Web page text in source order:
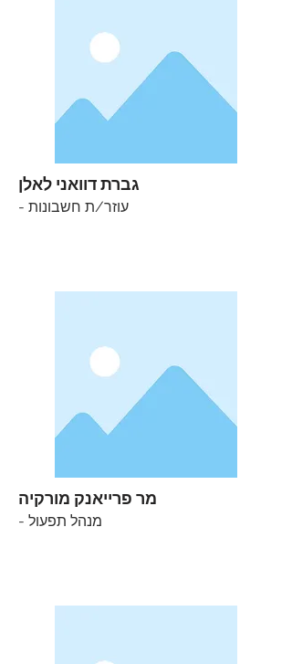
גברת דוואני לאלן
- עוזר/ת חשבונות
מר פרייאנק מורקיה
- מנהל תפעול